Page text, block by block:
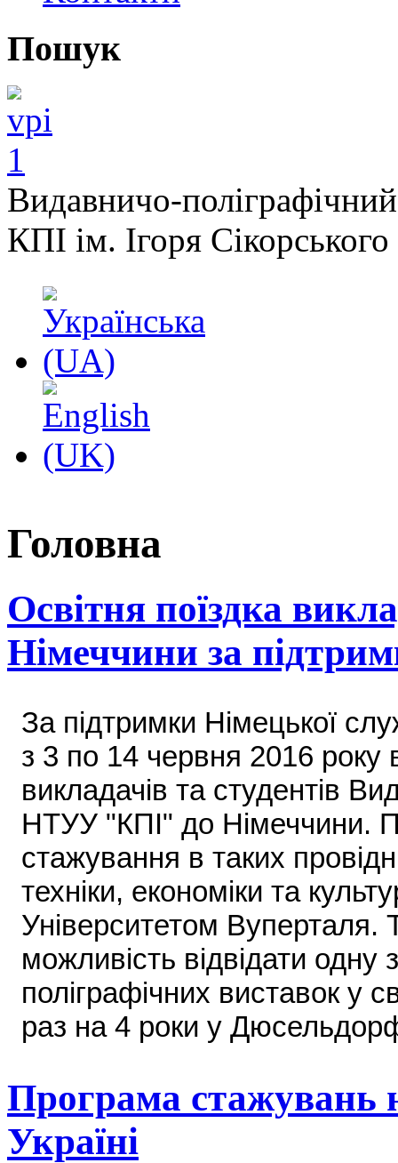
Пошук
Видавничо-
КПІ ім. Ігоря Сікорського
Головна
Освітня поїздка
Німеччини за
За підтримки Німецької
з 3 по 14 червня 2016 року
викладачів та студентів
НТУУ "КПІ" до Німеччини.
стажування в таких
техніки, економіки та
Університетом Вуперталя.
можливість відвідати
поліграфічних виставок у
раз на 4 роки у
Програма стажувань
Україні